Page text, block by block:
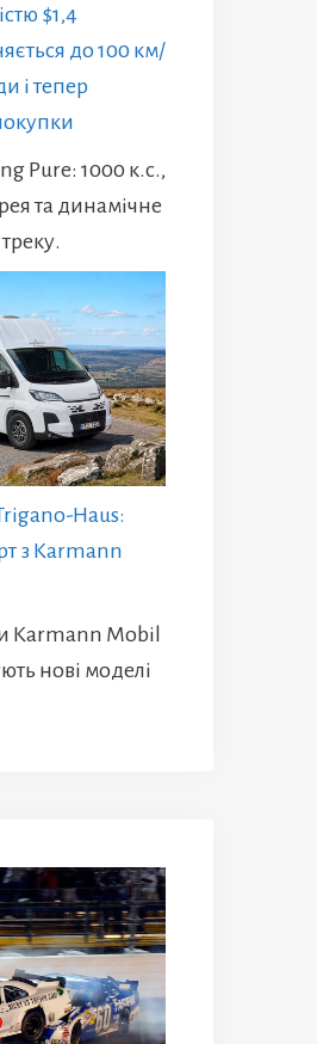
$1,4
до 100 км/
і тепер
Pure: 1000 к.с.,
та динамічне
Haus:
з Karmann
Karmann Mobil
нові моделі